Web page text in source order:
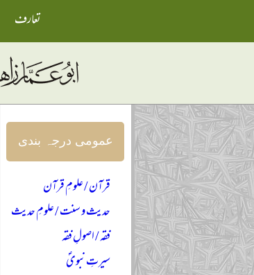
تعارف
عمومی درجہ بندی
قرآن / علومِ قرآن
حدیث و سنت / علومِ حدیث
فقہ / اصولِ فقہ
سیرتِ نبویؐ